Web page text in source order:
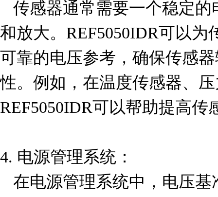
和放大。REF5050IDR可以
可靠的电压参考，确保传感
性。例如，在温度传感器、
REF5050IDR可以帮助提高传
4. 电源管理系统：